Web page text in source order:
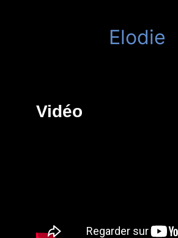
Elodie
Vidéo